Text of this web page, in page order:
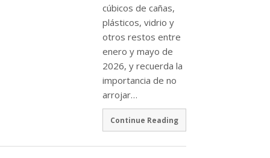
cúbicos de cañas,
plásticos, vidrio y
otros restos entre
enero y mayo de
2026, y recuerda la
importancia de no
arrojar…
Continue Reading